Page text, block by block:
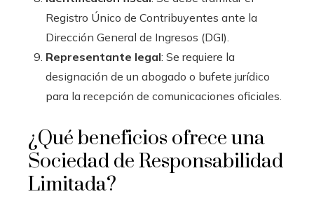
Registro Único de Contribuyentes ante la
Dirección General de Ingresos (DGI).
Representante legal: Se requiere la
designación de un abogado o bufete jurídico
para la recepción de comunicaciones oficiales.
¿Qué beneficios ofrece una
Sociedad de Responsabilidad
Limitada?